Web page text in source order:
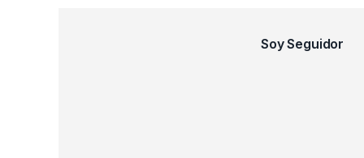
Soy Seguidor